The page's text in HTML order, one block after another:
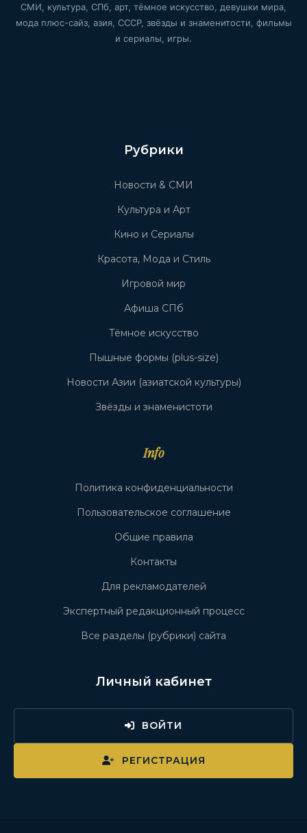
СМИ, культура, СПб, арт, тёмное искусство, девушки мира,
мода плюс-сайз, азия, СССР, звёзды и знаменитости, фильмы
и сериалы, игры.
Рубрики
Новости & СМИ
Культура и Арт
Кино и Сериалы
Красота, Мода и Стиль
Игровой мир
Афиша СПб
Тёмное искусство
Пышные формы (plus-size)
Новости Азии (азиатской культуры)
Звёзды и знаменистоти
Info
Политика конфиденциальности
Пользовательское соглашение
Общие правила
Контакты
Для рекламодателей
Экспертный редакционный процесс
Все разделы (рубрики) сайта
Личный кабинет
ВОЙТИ
РЕГИСТРАЦИЯ